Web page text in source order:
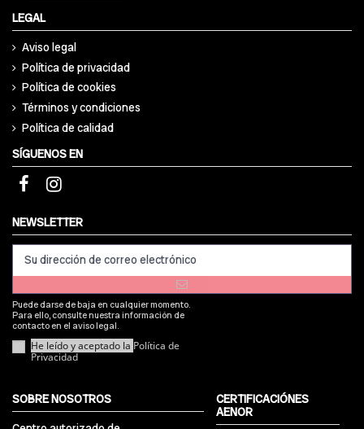
LEGAL
Aviso legal
Política de privacidad
Política de cookies
Términos y condiciones
Política de calidad
SÍGUENOS EN
NEWSLETTER
Puede darse de baja en cualquier momento.
Para ello, consulte nuestra información de
contacto en el aviso legal.
He leído y aceptado la Política de
Privacidad
SOBRE NOSOTROS
CERTIFICACIÓNES
AENOR